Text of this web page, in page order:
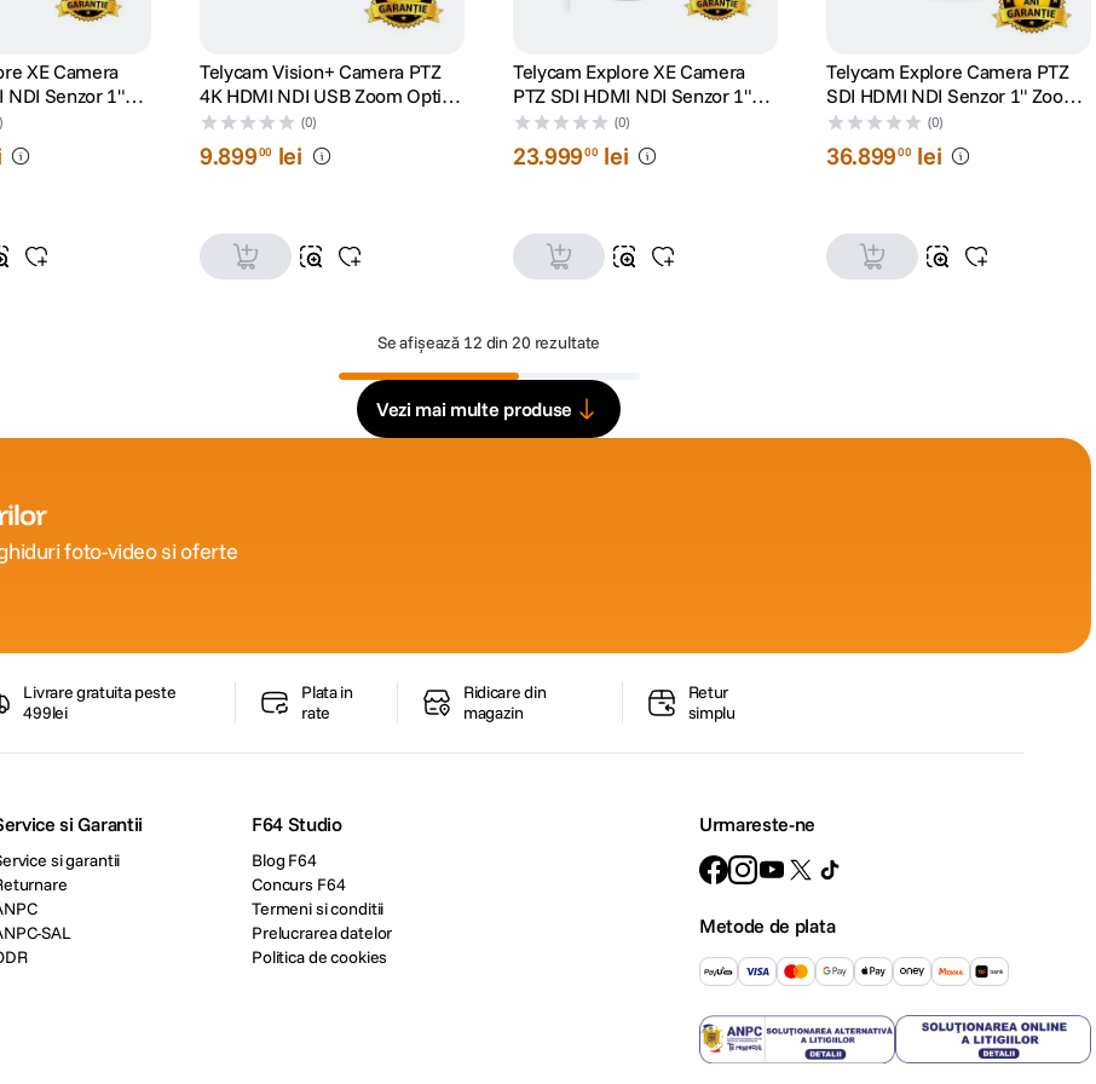
XE Camera
NDI Senzor 1"
PDAF Alb
Telycam Vision+ Camera PTZ
4K HDMI NDI USB Zoom Optic
12x Auto-Tracking Negru
(0)
9.89900 lei
Telycam Explore XE Camera
PTZ SDI HDMI NDI Senzor 1"
Zoom Optic 20x PDAF Negru
(0)
23.99900 lei
Telycam Explore Camera PTZ
SDI HDMI NDI Senzor 1" Zoom
Optic 20x Alb(0)
36.89900 lei
Se afișează 12 din 20 rezultate
Vezi mai multe produse
foto-video si oferte
Livrare gratuita peste
499lei
Plata in
rate
Ridicare din
magazin
Retur
simplu
si Garantii
si garantii
SAL
F64 Studio
Blog F64
Concurs F64
Termeni si conditii
Prelucrarea datelor
Politica de cookies
Urmareste-ne
Metode de plata